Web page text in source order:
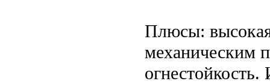
Плюсы: высокая
механическим